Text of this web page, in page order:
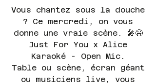
Vous chantez sous la douche
? Ce mercredi, on vous
donne une vraie scène. 🎤😄
Just For You x Alice
Karaoké - Open Mic.
Table ou scène, écran géant
ou musiciens live, vous